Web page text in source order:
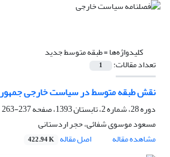
کلیدواژه‌ها =طبقه متوسط جدید
تعداد مقالات: 1
نقش طبقه متوسط در سیاست خارجی
دوره 28، شماره 2، تابستان 1393، صفحه
237-263
مسعود موسوی شفائی، حجر اردستانی
مشاهده مقاله
اصل مقاله 422.94 K